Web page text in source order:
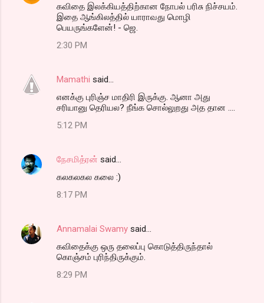
கவிதை இலக்கியத்திற்கான நோபல் பரிசு நிச்சயம்.
இதை ஆங்கிலத்தில் யாராவது மொழி
பெயருங்களேன்! - ஜெ.
2:30 PM
Mamathi said…
எனக்கு புரிஞ்ச மாதிரி இருக்கு. ஆனா அது
சரியானு தெரியல? நீங்க சொல்லுறது அத தான ....
5:12 PM
நேசமித்ரன் said…
கலகலகல கலை :)
8:17 PM
Annamalai Swamy said…
கவிதைக்கு ஒரு தலைப்பு கொடுத்திருந்தால்
கொஞ்சம் புரிந்திருக்கும்.
8:29 PM